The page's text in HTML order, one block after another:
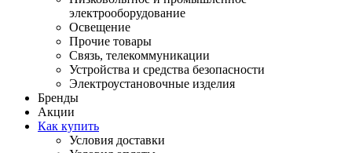
электрооборудование
Освещение
Прочие товары
Связь, телекоммуникации
Устройства и средства безопасности
Электроустановочные изделия
Бренды
Акции
Как купить
Условия доставки